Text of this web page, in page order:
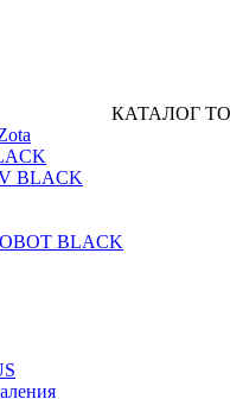
КАТАЛОГ
BLACK
BLACK